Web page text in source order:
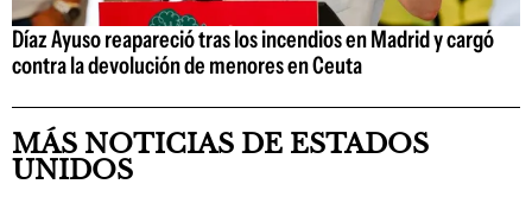
Díaz Ayuso reapareció tras los incendios en Madrid y cargó
contra la devolución de menores en Ceuta
MÁS NOTICIAS DE ESTADOS
UNIDOS